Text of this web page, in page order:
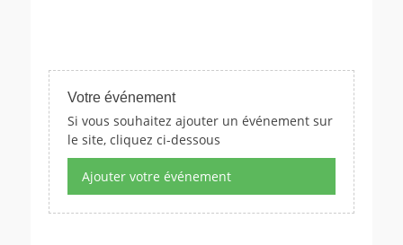
Votre événement
Si vous souhaitez ajouter un événement sur
le site, cliquez ci-dessous
Ajouter votre événement